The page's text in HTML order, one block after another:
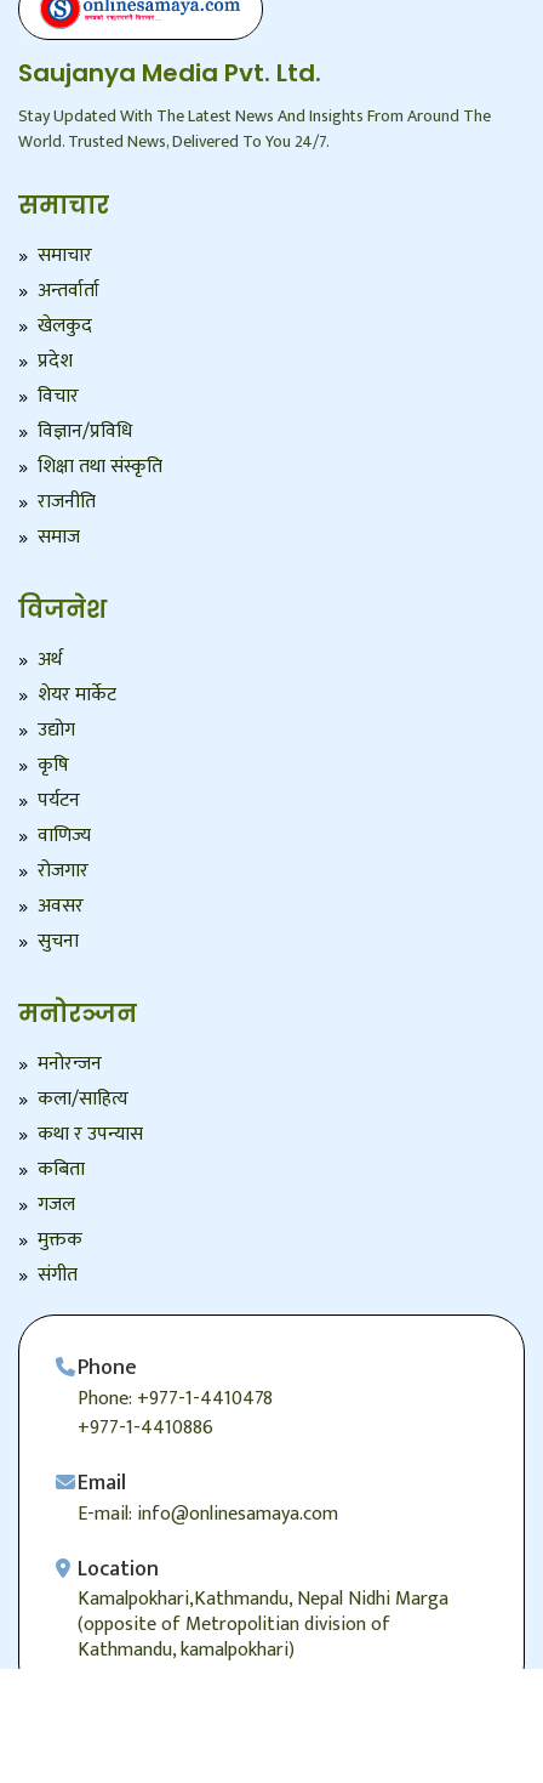
Saujanya Media Pvt. Ltd.
Stay Updated With The Latest News And Insights From Around The
World. Trusted News, Delivered To You 24/7.
समाचार
समाचार
अन्तर्वार्ता
खेलकुद
प्रदेश
विचार
विज्ञान/प्रविधि
शिक्षा तथा संस्कृति
राजनीति
समाज
विजनेश
अर्थ
शेयर मार्केट
उद्योग
कृषि
पर्यटन
वाणिज्य
रोजगार
अवसर
सुचना
मनोरञ्जन
मनोरन्जन
कला/साहित्य
कथा र उपन्यास
कबिता
गजल
मुक्तक
संगीत
Phone
Phone: +977-1-4410478
+977-1-4410886
Email
E-mail: info@onlinesamaya.com
Location
Kamalpokhari,Kathmandu, Nepal Nidhi Marga
(opposite of Metropolitian division of
Kathmandu, kamalpokhari)